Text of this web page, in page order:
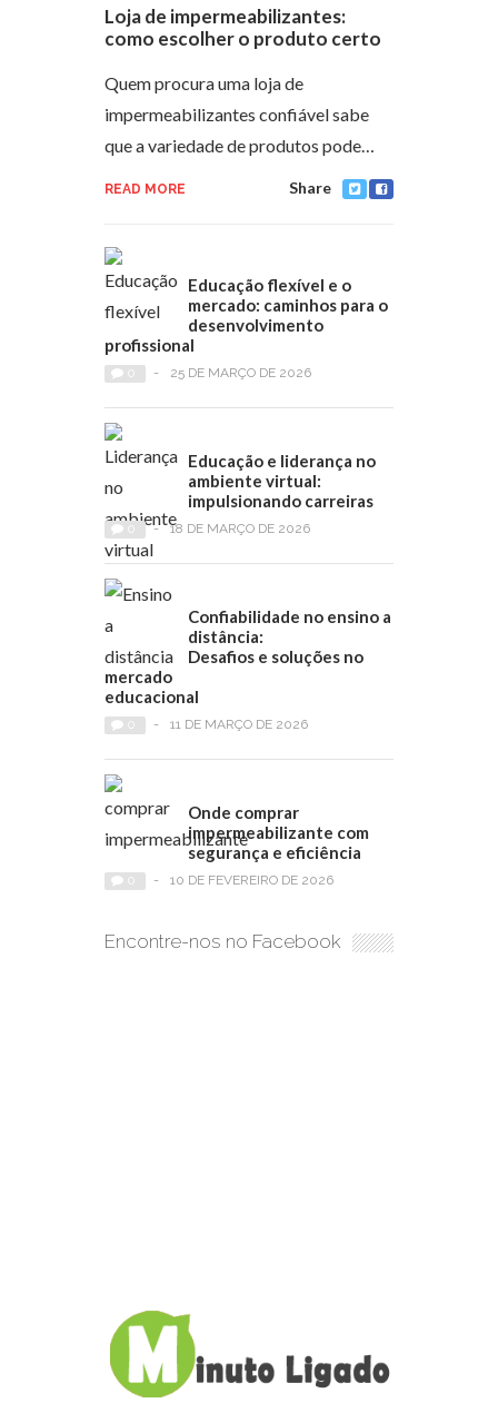
Loja de impermeabilizantes:
como escolher o produto certo
Quem procura uma loja de
impermeabilizantes confiável sabe
que a variedade de produtos pode…
READ MORE Share
Educação flexível e o
mercado: caminhos para o
desenvolvimento
profissional
- 25 DE MARÇO DE 2026
Educação e liderança no
ambiente virtual:
impulsionando carreiras
- 18 DE MARÇO DE 2026
Confiabilidade no ensino a
distância:
Desafios e soluções no
mercado
educacional
- 11 DE MARÇO DE 2026
Onde comprar
impermeabilizante com
segurança e eficiência
- 10 DE FEVEREIRO DE 2026
Encontre-nos no Facebook